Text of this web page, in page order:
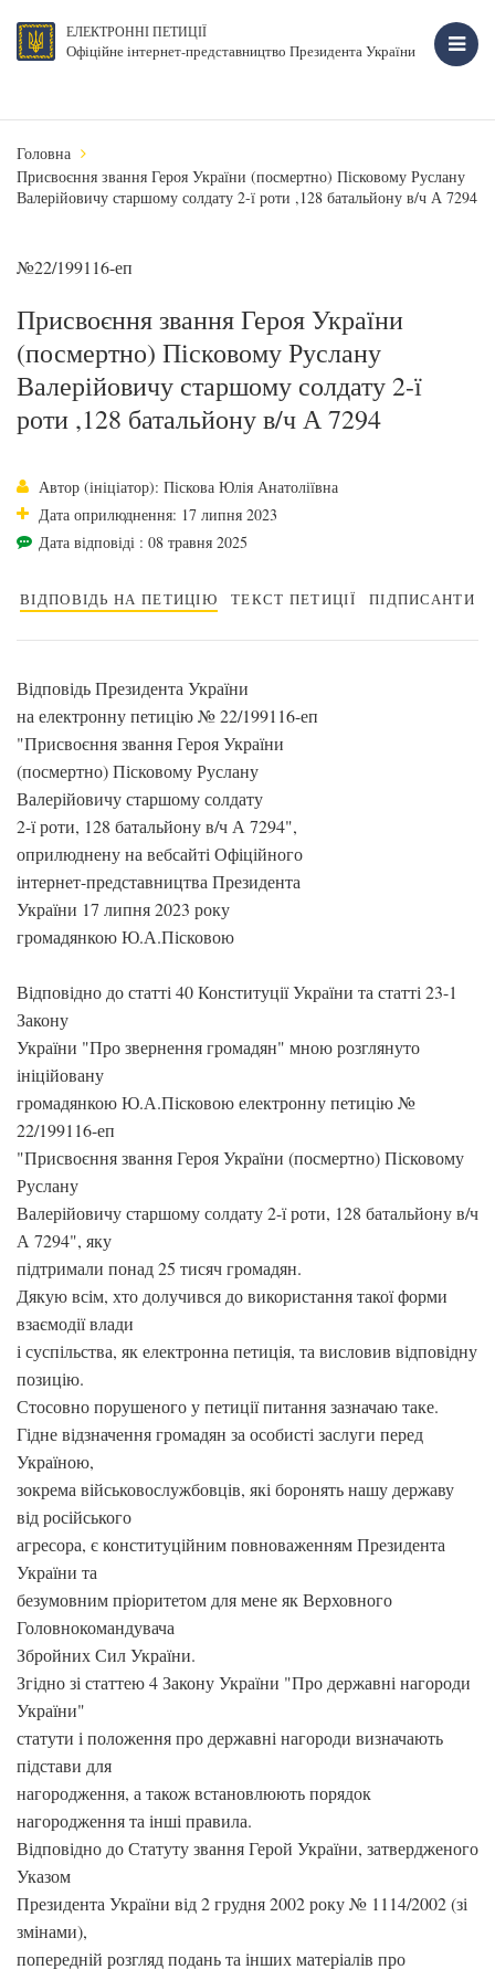
ЕЛЕКТРОННІ ПЕТИЦІЇ
Офіційне інтернет-представництво Президента України
Головна
Присвоєння звання Героя України (посмертно) Пісковому Руслану
Валерійовичу старшому солдату 2-ї роти ,128 батальйону в/ч А 7294
№22/199116-еп
Присвоєння звання Героя України
(посмертно) Пісковому Руслану
Валерійовичу старшому солдату 2-ї
роти ,128 батальйону в/ч А 7294
Автор (ініціатор): Піскова Юлія Анатоліївна
Дата оприлюднення: 17 липня 2023
Дата відповіді : 08 травня 2025
ВІДПОВІДЬ НА ПЕТИЦІЮ ТЕКСТ ПЕТИЦІЇ ПІДПИСАНТИ
Відповідь Президента України
на електронну петицію № 22/199116-еп
"Присвоєння звання Героя України
(посмертно) Пісковому Руслану
Валерійовичу старшому солдату
2-ї роти, 128 батальйону в/ч А 7294",
оприлюднену на вебсайті Офіційного
інтернет-представництва Президента
України 17 липня 2023 року
громадянкою Ю.А.Пісковою
Відповідно до статті 40 Конституції України та статті 23-1
Закону
України "Про звернення громадян" мною розглянуто
ініційовану
громадянкою Ю.А.Пісковою електронну петицію №
22/199116-еп
"Присвоєння звання Героя України (посмертно) Пісковому
Руслану
Валерійовичу старшому солдату 2-ї роти, 128 батальйону в/ч
А 7294", яку
підтримали понад 25 тисяч громадян.
Дякую всім, хто долучився до використання такої форми
взаємодії влади
і суспільства, як електронна петиція, та висловив відповідну
позицію.
Стосовно порушеного у петиції питання зазначаю таке.
Гідне відзначення громадян за особисті заслуги перед
Україною,
зокрема військовослужбовців, які боронять нашу державу
від російського
агресора, є конституційним повноваженням Президента
України та
безумовним пріоритетом для мене як Верховного
Головнокомандувача
Збройних Сил України.
Згідно зі статтею 4 Закону України "Про державні нагороди
України"
статути і положення про державні нагороди визначають
підстави для
нагородження, а також встановлюють порядок
нагородження та інші правила.
Відповідно до Статуту звання Герой України, затвердженого
Указом
Президента України від 2 грудня 2002 року № 1114/2002 (зі
змінами),
попередній розгляд подань та інших матеріалів про